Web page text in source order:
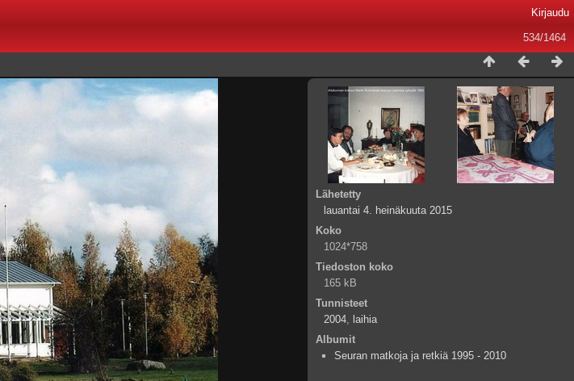
Kirjaudu
534/1464
Lähetetty
lauantai 4. heinäkuuta 2015
Koko
1024*758
Tiedoston koko
165 kB
Tunnisteet
2004, laihia
Albumit
Seuran matkoja ja retkiä 1995 - 2010